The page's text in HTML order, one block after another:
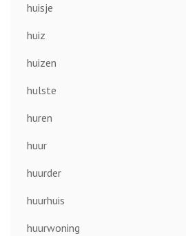
huisje
huiz
huizen
hulste
huren
huur
huurder
huurhuis
huurwoning